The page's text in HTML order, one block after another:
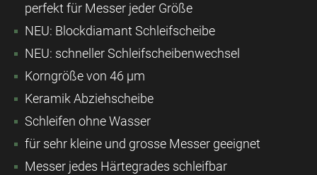
perfekt für Messer jeder Größe
NEU: Blockdiamant Schleifscheibe
NEU: schneller Schleifscheibenwechsel
Korngröße von 46 μm
Keramik Abziehscheibe
Schleifen ohne Wasser
für sehr kleine und grosse Messer geeignet
Messer jedes Härtegrades schleifbar